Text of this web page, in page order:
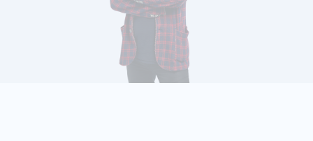
DETAILS ANZEIGEN